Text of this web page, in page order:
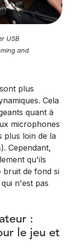
USB
and
plus
Cela
quant à
microphones
plus loin de la
Cependant,
qu'ils
bruit de fond si
n'est pas
:
le jeu et